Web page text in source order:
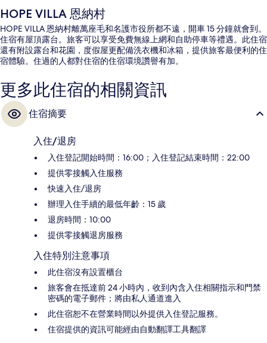
HOPE VILLA 恩納村
HOPE VILLA 恩納村離萬座毛和名護市役所都不遠，開車 15 分鐘就會到。
住宿有屋頂露台。旅客可以享受免費無線上網和自助停車等禮遇。此住宿
還有附設露台和花園，度假屋更配備洗衣機和冰箱，提供旅客最便利的住
宿體驗。住過的人都對住宿的住宿環境讚譽有加。
更多此住宿的相關資訊
住宿摘要
入住/退房
入住登記開始時間：16:00；入住登記結束時間：22:00
提供零接觸入住服務
快速入住/退房
辦理入住手續的最低年齡：15 歲
退房時間：10:00
提供零接觸退房服務
入住特別注意事項
此住宿沒有設置櫃台
旅客會在抵達前 24 小時內，收到內含入住相關指示和門禁
密碼的電子郵件；將由私人通道進入
此住宿恕不在營業時間以外提供入住登記服務。
住宿提供的資訊可能經由自動翻譯工具翻譯